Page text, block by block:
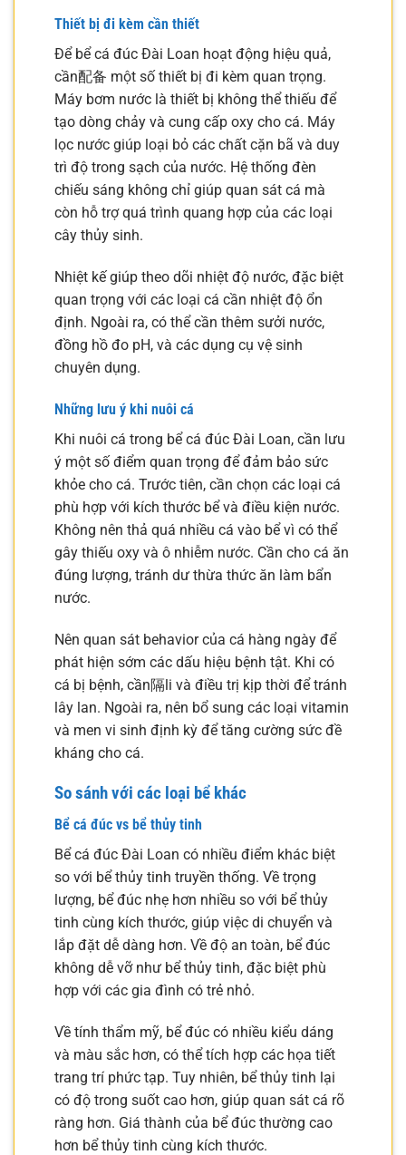
Thiết bị đi kèm cần thiết
Để bể cá đúc Đài Loan hoạt động hiệu quả,
cần配备 một số thiết bị đi kèm quan trọng.
Máy bơm nước là thiết bị không thể thiếu để
tạo dòng chảy và cung cấp oxy cho cá. Máy
lọc nước giúp loại bỏ các chất cặn bã và duy
trì độ trong sạch của nước. Hệ thống đèn
chiếu sáng không chỉ giúp quan sát cá mà
còn hỗ trợ quá trình quang hợp của các loại
cây thủy sinh.
Nhiệt kế giúp theo dõi nhiệt độ nước, đặc biệt
quan trọng với các loại cá cần nhiệt độ ổn
định. Ngoài ra, có thể cần thêm sưởi nước,
đồng hồ đo pH, và các dụng cụ vệ sinh
chuyên dụng.
Những lưu ý khi nuôi cá
Khi nuôi cá trong bể cá đúc Đài Loan, cần lưu
ý một số điểm quan trọng để đảm bảo sức
khỏe cho cá. Trước tiên, cần chọn các loại cá
phù hợp với kích thước bể và điều kiện nước.
Không nên thả quá nhiều cá vào bể vì có thể
gây thiếu oxy và ô nhiễm nước. Cần cho cá ăn
đúng lượng, tránh dư thừa thức ăn làm bẩn
nước.
Nên quan sát behavior của cá hàng ngày để
phát hiện sớm các dấu hiệu bệnh tật. Khi có
cá bị bệnh, cần隔li và điều trị kịp thời để tránh
lây lan. Ngoài ra, nên bổ sung các loại vitamin
và men vi sinh định kỳ để tăng cường sức đề
kháng cho cá.
So sánh với các loại bể khác
Bể cá đúc vs bể thủy tinh
Bể cá đúc Đài Loan có nhiều điểm khác biệt
so với bể thủy tinh truyền thống. Về trọng
lượng, bể đúc nhẹ hơn nhiều so với bể thủy
tinh cùng kích thước, giúp việc di chuyển và
lắp đặt dễ dàng hơn. Về độ an toàn, bể đúc
không dễ vỡ như bể thủy tinh, đặc biệt phù
hợp với các gia đình có trẻ nhỏ.
Về tính thẩm mỹ, bể đúc có nhiều kiểu dáng
và màu sắc hơn, có thể tích hợp các họa tiết
trang trí phức tạp. Tuy nhiên, bể thủy tinh lại
có độ trong suốt cao hơn, giúp quan sát cá rõ
ràng hơn. Giá thành của bể đúc thường cao
hơn bể thủy tinh cùng kích thước.